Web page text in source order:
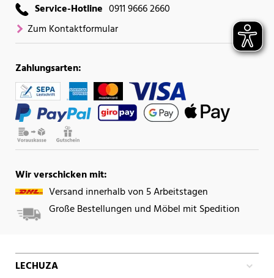
Service-Hotline 0911 9666 2660
Zum Kontaktformular
Zahlungsarten:
Wir verschicken mit:
Versand innerhalb von 5 Arbeitstagen
Große Bestellungen und Möbel mit Spedition
LECHUZA